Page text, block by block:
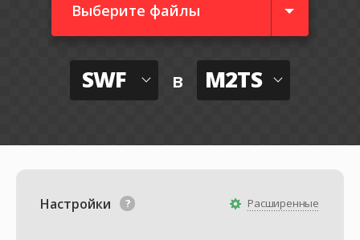
Выберите файлы
SWF в M2TS
Расширенные
Настройки